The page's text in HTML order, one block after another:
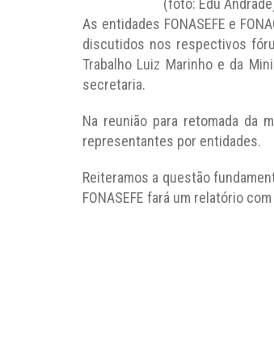
(foto: Edu
As entidades FONASEFE e
discutidos nos respectivos
Trabalho Luiz Marinho e da
secretaria.
Na reunião para retomada da
representantes por entidades.
Reiteramos a questão
FONASEFE fará um relatório